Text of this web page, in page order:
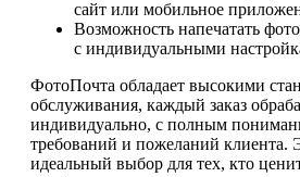
сайт или мобильное
Возможность напечатать
с индивидуальными
ФотоПочта обладает высокими
обслуживания, каждый заказ
индивидуально, с полным
требований и пожеланий клиента.
идеальный выбор для тех, кто